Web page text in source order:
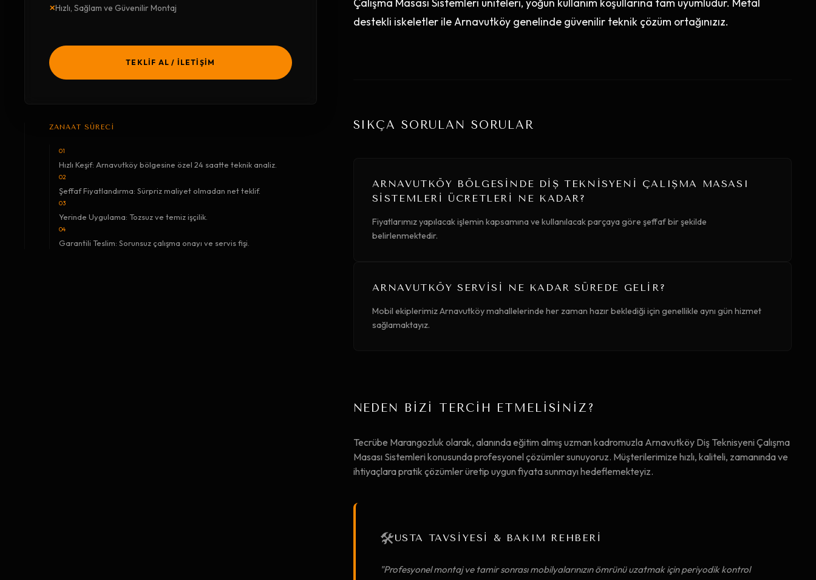
×Hızlı, Sağlam ve Güvenilir Montaj
TEKLİF AL / İLETİŞİM
ZANAAT SÜRECİ
01
Hızlı Keşif: Arnavutköy bölgesine özel 24 saatte teknik analiz.
02
Şeffaf Fiyatlandırma: Sürpriz maliyet olmadan net teklif.
03
Yerinde Uygulama: Tozsuz ve temiz işçilik.
04
Garantili Teslim: Sorunsuz çalışma onayı ve servis fişi.
destekli iskeletler ile Arnavutköy genelinde güvenilir teknik çözüm ortağınızız.
SIKÇA SORULAN SORULAR
ARNAVUTKÖY BÖLGESINDE DIŞ TEKNISYENI ÇALIŞMA MASASI
SISTEMLERI ÜCRETLERI NE KADAR?
Fiyatlarımız yapılacak işlemin kapsamına ve kullanılacak parçaya göre şeffaf bir şekilde
belirlenmektedir.
ARNAVUTKÖY SERVISI NE KADAR SÜREDE GELIR?
Mobil ekiplerimiz Arnavutköy mahallelerinde her zaman hazır beklediği için genellikle aynı gün hizmet
sağlamaktayız.
NEDEN BİZİ TERCİH ETMELİSİNİZ?
Tecrübe Marangozluk olarak, alanında eğitim almış uzman kadromuzla Arnavutköy Diş Teknisyeni Çalışma
Masası Sistemleri konusunda profesyonel çözümler sunuyoruz. Müşterilerimize hızlı, kaliteli, zamanında ve
ihtiyaçlara pratik çözümler üretip uygun fiyata sunmayı hedeflemekteyiz.
🛠️USTA TAVSİYESİ & BAKIM REHBERİ
"Profesyonel montaj ve tamir sonrası mobilyalarınızın ömrünü uzatmak için periyodik kontrol